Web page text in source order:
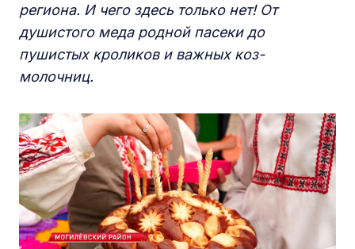
региона. И чего здесь только нет! От
душистого меда родной пасеки до
пушистых кроликов и важных коз-
молочниц.